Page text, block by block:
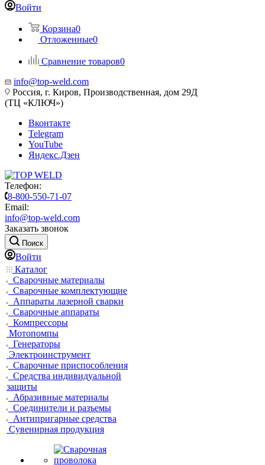
Войти
Корзина0
Отложенные0
Сравнение товаров0
info@top-weld.com
Россия, г. Киров, Производственная, дом 29Д
(ТЦ «КЛЮЧ»)
Вконтакте
Telegram
YouTube
Яндекс.Дзен
Телефон:
8-800-550-71-07
Email:
info@top-weld.com
Заказать звонок
Поиск
Войти
Каталог
Сварочные материалы
Сварочные комплектующие
Аппараты лазерной сварки
Сварочные аппараты
Компрессоры
Мотопомпы
Генераторы
Электроинструмент
Сварочные приспособления
Средства индивидуальной
защиты
Абразивные материалы
Соединители и разъемы
Антипригарные средства
Сувенирная продукция